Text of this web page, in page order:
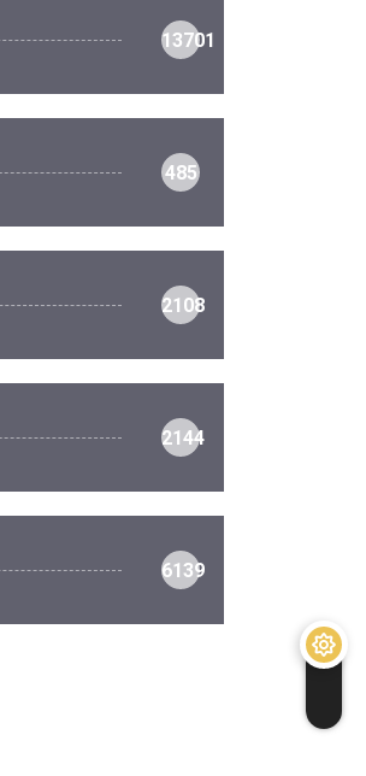
13701
485
2108
2144
6139